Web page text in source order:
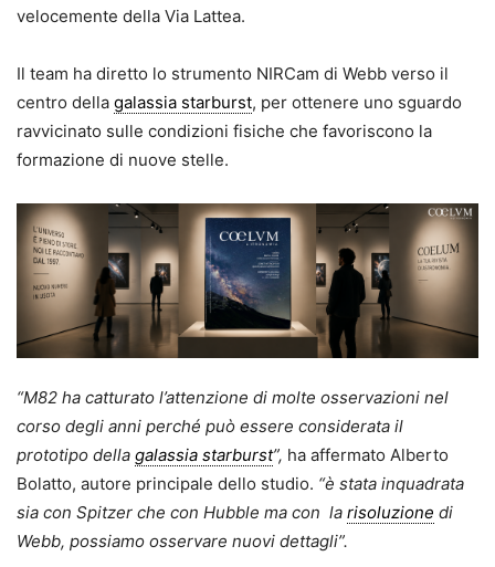
velocemente della Via Lattea.
Il team ha diretto lo strumento NIRCam di Webb verso il
centro della galassia starburst, per ottenere uno sguardo
ravvicinato sulle condizioni fisiche che favoriscono la
formazione di nuove stelle.
“M82 ha catturato l’attenzione di molte osservazioni nel
corso degli anni perché può essere considerata il
prototipo della galassia starburst”, ha affermato Alberto
Bolatto, autore principale dello studio. “è stata inquadrata
sia con Spitzer che con Hubble ma con la risoluzione di
Webb, possiamo osservare nuovi dettagli”.